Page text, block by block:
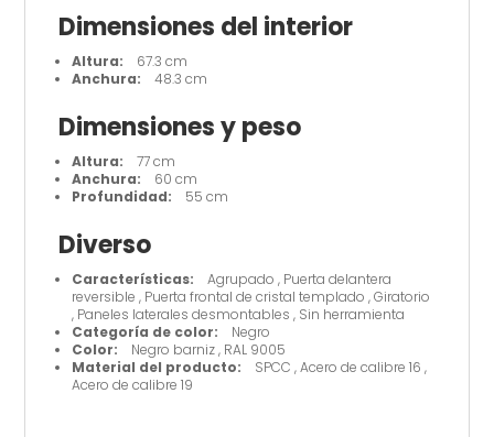
Dimensiones del interior
Altura: 67.3 cm
Anchura: 48.3 cm
Dimensiones y peso
Altura: 77 cm
Anchura: 60 cm
Profundidad: 55 cm
Diverso
Características: Agrupado , Puerta delantera
reversible , Puerta frontal de cristal templado , Giratorio
, Paneles laterales desmontables , Sin herramienta
Categoría de color: Negro
Color: Negro barniz , RAL 9005
Material del producto: SPCC , Acero de calibre 16 ,
Acero de calibre 19